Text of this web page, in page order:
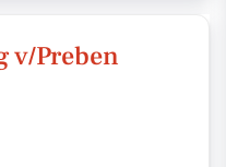
v/Preben